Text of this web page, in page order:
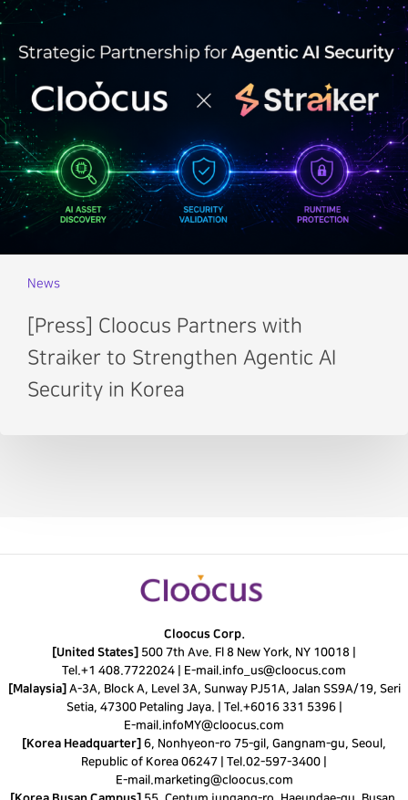
News
[Press] Cloocus Partners with
Straiker to Strengthen Agentic AI
Security in Korea
Cloocus Corp.
[United States] 500 7th Ave. Fl 8 New York, NY 10018 |
Tel.+1 408.7722024 E-mail.info_us@cloocus.com
[Malaysia] A-3A, Block A, Level 3A, Sunway PJ51A, Jalan SS9A/19, Seri
Setia, 47300 Petaling Jaya. | Tel.+6016 331 5396|
E-mail.infoMY@cloocus.com
[Korea Headquarter] 6, Nonhyeon-ro 75-gil, Gangnam-gu, Seoul,
Republic of Korea 06247 | Tel.02-597-3400
E-mail.marketing@cloocus.com